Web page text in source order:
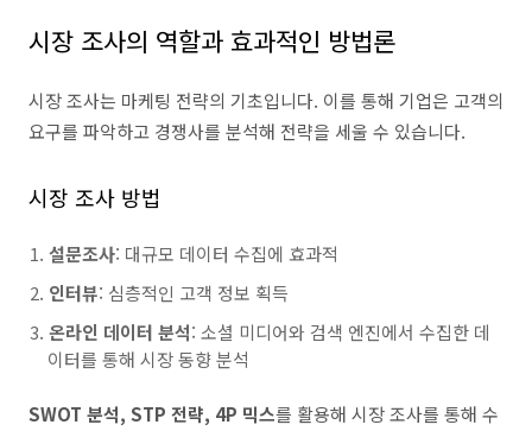
시장 조사의 역할과 효과적인 방법론
시장 조사는 마케팅 전략의 기초입니다. 이를 통해 기업은 고객의
요구를 파악하고 경쟁사를 분석해 전략을 세울 수 있습니다.
시장 조사 방법
설문조사: 대규모 데이터 수집에 효과적
인터뷰: 심층적인 고객 정보 획득
온라인 데이터 분석: 소셜 미디어와 검색 엔진에서 수집한 데
이터를 통해 시장 동향 분석
SWOT 분석, STP 전략, 4P 믹스를 활용해 시장 조사를 통해 수